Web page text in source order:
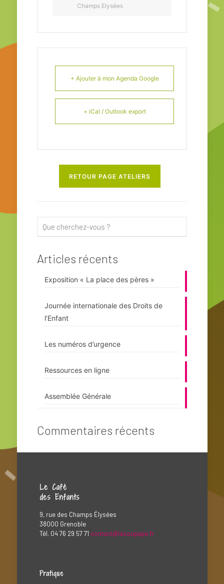
Champs Elysées
+ Ajouter à mon Agenda Google
+ iCal / Outlook export
RETOUR PAGE ATELIERS
Articles récents
Exposition « La place des pères »
Journée internationale des Droits de
l’Enfant
Les numéros d’urgence
Ressources en ligne
Assemblée Générale
Commentaires récents
Le Café
des Enfants
9, rue des Champs Élysées
38000 Grenoble
Tél. 04 76 29 57 71 contact@lasoupape.fr
Pratique